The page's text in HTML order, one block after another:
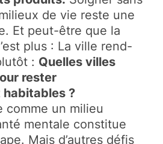
de vie reste une
Et peut-être que la
plus : La ville rend-
: Quelles villes
rester
?
comme un milieu
mentale constitue
Mais d’autres défis